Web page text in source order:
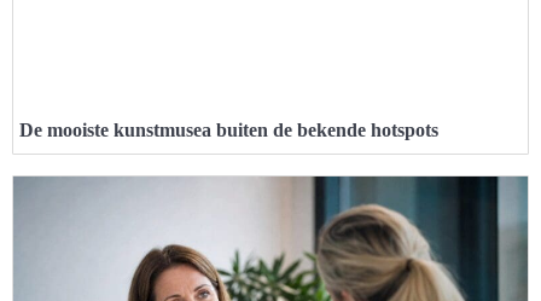
De mooiste kunstmusea buiten de bekende hotspots